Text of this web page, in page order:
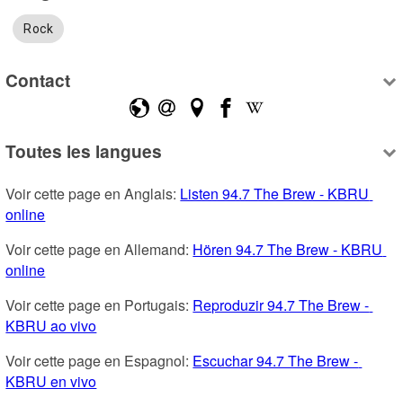
Rock
Contact
Toutes les langues
Voir cette page en Anglais: Listen 94.7 The Brew - KBRU
online
Voir cette page en Allemand: Hören 94.7 The Brew - KBRU
online
Voir cette page en Portugais: Reproduzir 94.7 The Brew -
KBRU ao vivo
Voir cette page en Espagnol: Escuchar 94.7 The Brew -
KBRU en vivo